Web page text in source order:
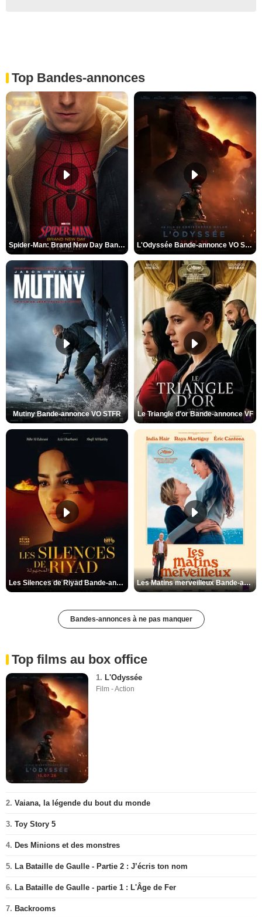
Top Bandes-annonces
Spider-Man: Brand New Day Bande-annonce VO STFR L'Odyssée Bande-annonce VO STFR
Mutiny Bande-annonce VO STFR Le Triangle d'or Bande-annonce VF
Les Silences de Riyad Bande-annonce VO STFR Les Matins merveilleux Bande-annonce VF
Bandes-annonces à ne pas manquer
Top films au box office
1. L'Odyssée
Film - Action
2. Vaiana, la légende du bout du monde
3. Toy Story 5
4. Des Minions et des monstres
5. La Bataille de Gaulle - Partie 2 : J’écris ton nom
6. La Bataille de Gaulle - partie 1 : L'Âge de Fer
7. Backrooms